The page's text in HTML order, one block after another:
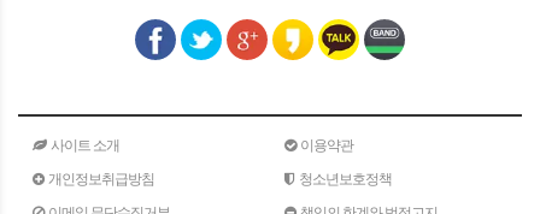
사이트 소개
이용약관
개인정보취급방침
청소년보호정책